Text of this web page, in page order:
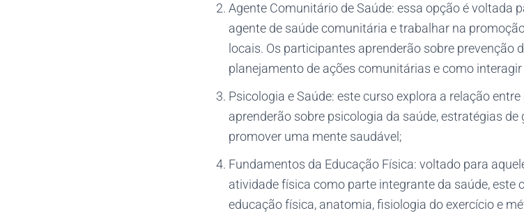
Agente Comunitário de Saúde: essa opção é voltada
agente de saúde comunitária e trabalhar na
locais. Os participantes aprenderão sobre prevenção
planejamento de ações comunitárias e como
Psicologia e Saúde: este curso explora a relação
aprenderão sobre psicologia da saúde, estratégias
promover uma mente saudável;
Fundamentos da Educação Física: voltado para
atividade física como parte integrante da saúde, este
educação física, anatomia, fisiologia do exercício e